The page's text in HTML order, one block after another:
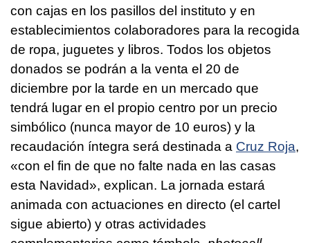
con cajas en los pasillos del instituto y en
establecimientos colaboradores para la recogida
de ropa, juguetes y libros. Todos los objetos
donados se podrán a la venta el 20 de
diciembre por la tarde en un mercado que
tendrá lugar en el propio centro por un precio
simbólico (nunca mayor de 10 euros) y la
recaudación íntegra será destinada a Cruz Roja,
«con el fin de que no falte nada en las casas
esta Navidad», explican. La jornada estará
animada con actuaciones en directo (el cartel
sigue abierto) y otras actividades